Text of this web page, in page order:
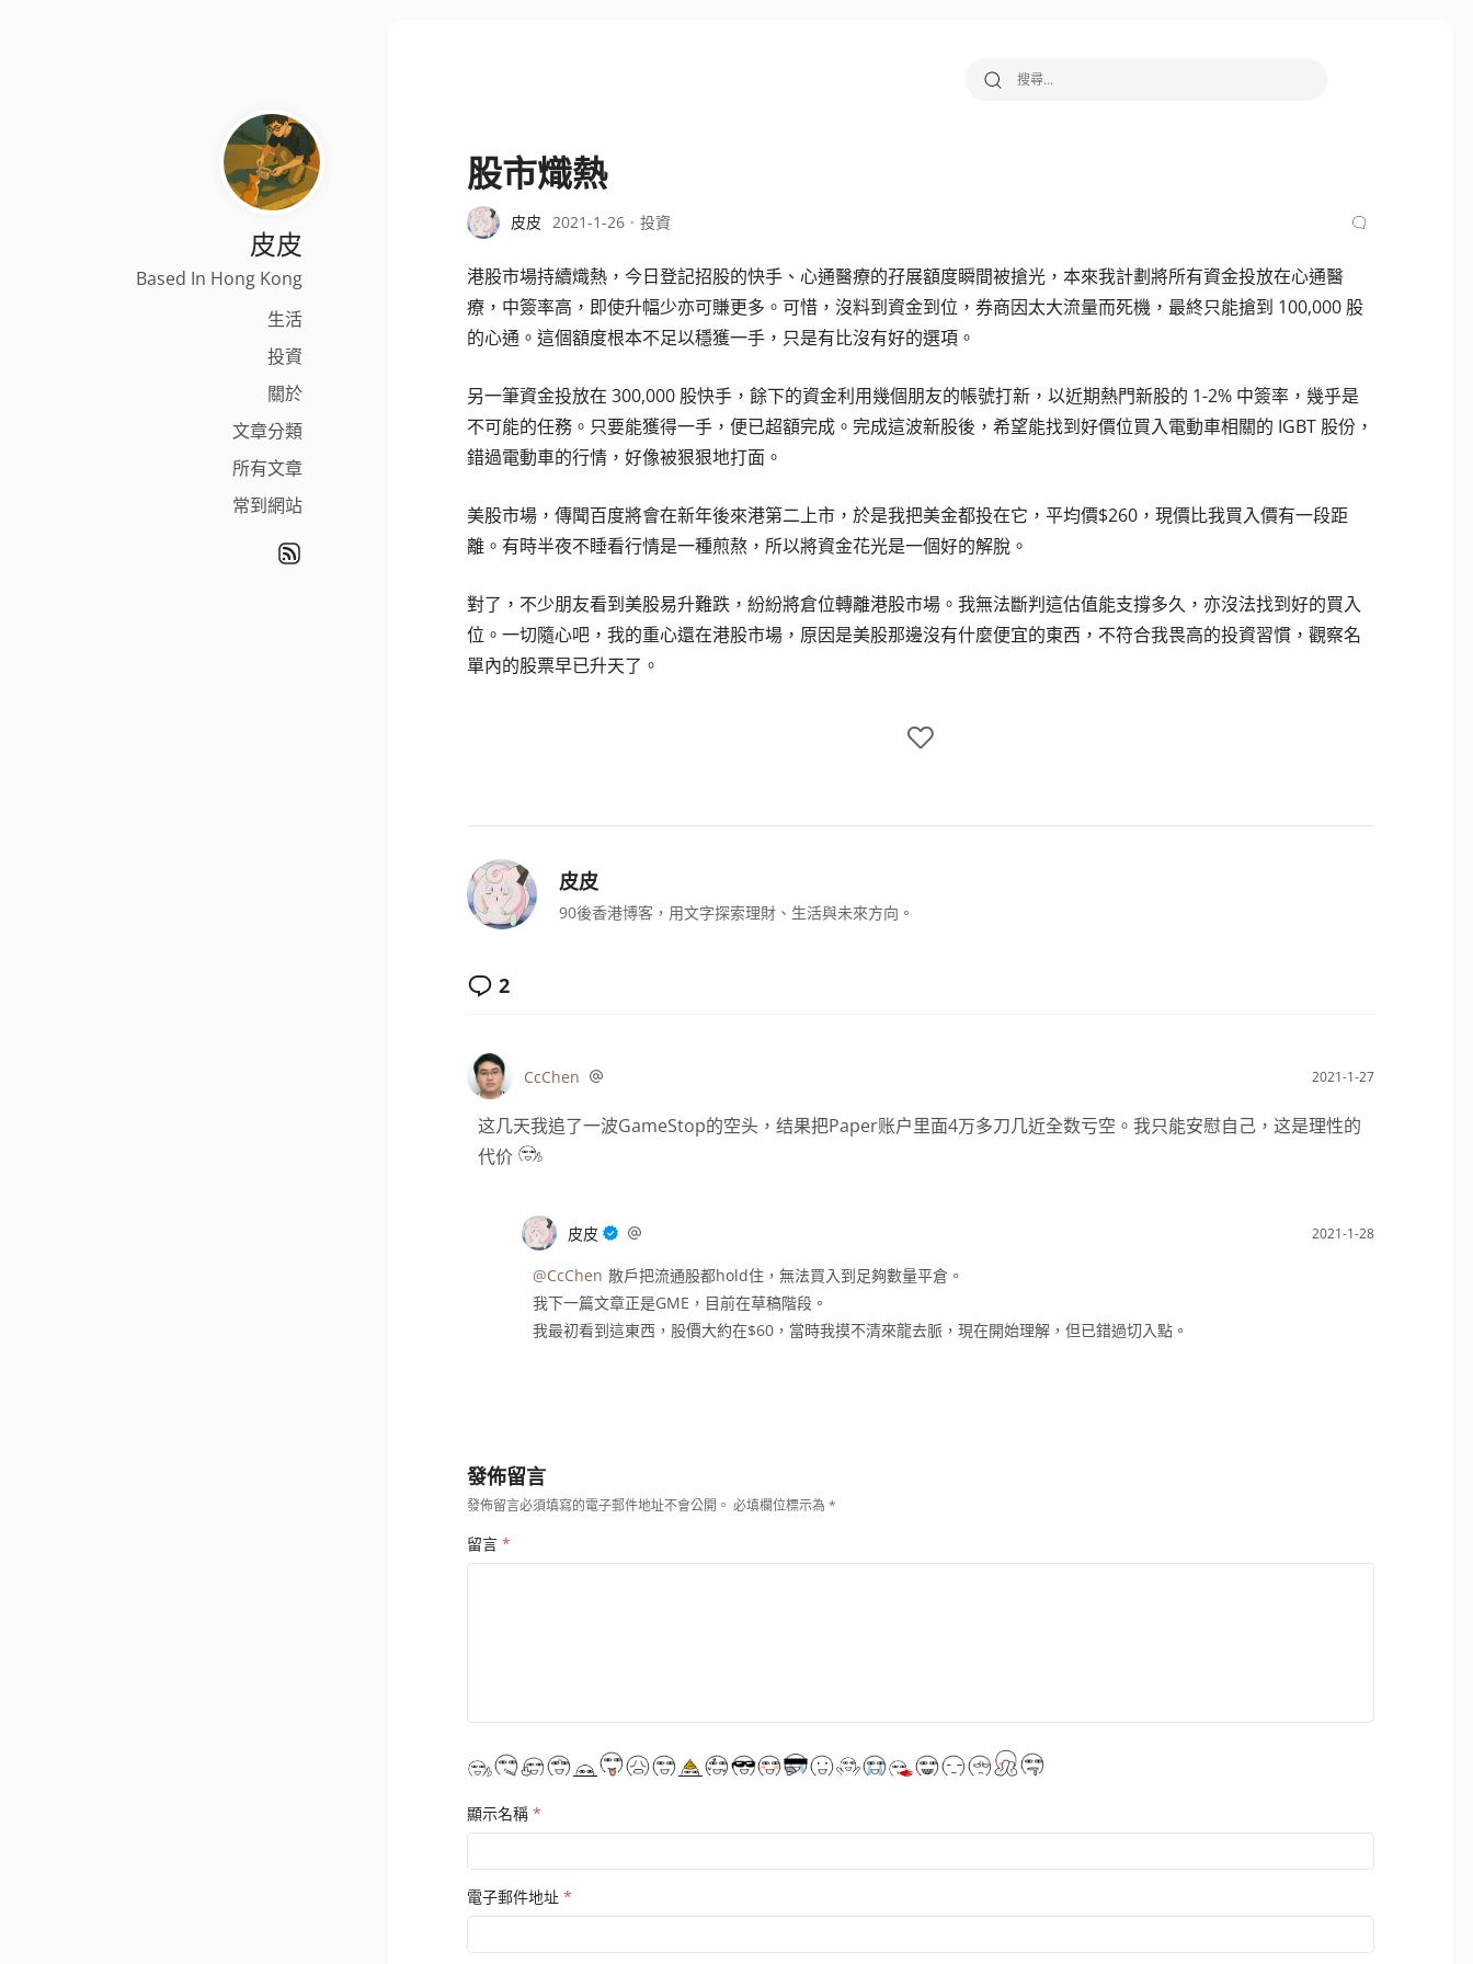
皮皮
Based In Hong Kong
生活
投資
關於
文章分類
所有文章
常到網站
搜尋關鍵字:
股市熾熱
皮皮 2021-1-26 投資
港股市場持續熾熱，今日登記招股的快手、心通醫療的孖展額度瞬間被搶光，本來我計劃將所有資金投放在心通醫
療，中簽率高，即使升幅少亦可賺更多。可惜，沒料到資金到位，券商因太大流量而死機，最終只能搶到 100,000 股
的心通。這個額度根本不足以穩獲一手，只是有比沒有好的選項。
另一筆資金投放在 300,000 股快手，餘下的資金利用幾個朋友的帳號打新，以近期熱門新股的 1-2% 中簽率，幾乎是
不可能的任務。只要能獲得一手，便已超額完成。完成這波新股後，希望能找到好價位買入電動車相關的 IGBT 股份，
錯過電動車的行情，好像被狠狠地打面。
美股市場，傳聞百度將會在新年後來港第二上市，於是我把美金都投在它，平均價$260，現價比我買入價有一段距
離。有時半夜不睡看行情是一種煎熬，所以將資金花光是一個好的解脫。
對了，不少朋友看到美股易升難跌，紛紛將倉位轉離港股市場。我無法斷判這估值能支撐多久，亦沒法找到好的買入
位。一切隨心吧，我的重心還在港股市場，原因是美股那邊沒有什麼便宜的東西，不符合我畏高的投資習慣，觀察名
單內的股票早已升天了。
皮皮
90後香港博客，用文字探索理財、生活與未來方向。
2
CcChen 2021-1-27
这几天我追了一波GameStop的空头，结果把Paper账户里面4万多刀几近全数亏空。我只能安慰自己，这是理性的
代价
皮皮 2021-1-28
@CcChen 散戶把流通股都hold住，無法買入到足夠數量平倉。
我下一篇文章正是GME，目前在草稿階段。
我最初看到這東西，股價大約在$60，當時我摸不清來龍去脈，現在開始理解，但已錯過切入點。
發佈留言
發佈留言必須填寫的電子郵件地址不會公開。 必填欄位標示為*
留言 *
顯示名稱 *
電子郵件地址 *